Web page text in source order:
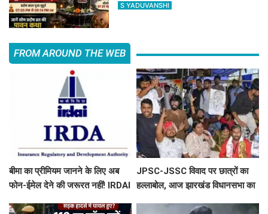
S YADUVANSHI
FROM AROUND THE WEB
बीमा का प्रीमियम जानने के लिए अब
फोन-ईमेल देने की जरूरत नहीं! IRDAI
JPSC-JSSC विवाद पर छात्रों का
हल्लाबोल, आज झारखंड विधानसभा का